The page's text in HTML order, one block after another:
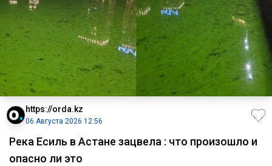
https://orda.kz
06 Августа 2026 12:56
Река Есиль в Астане зацвела : что произошло и
опасно ли это